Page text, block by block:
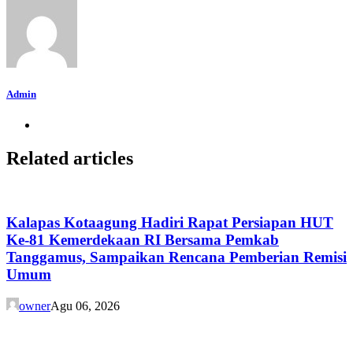
Admin
Related articles
Kalapas Kotaagung Hadiri Rapat Persiapan HUT
Ke-81 Kemerdekaan RI Bersama Pemkab
Tanggamus, Sampaikan Rencana Pemberian Remisi
Umum
ownerAgu 06, 2026